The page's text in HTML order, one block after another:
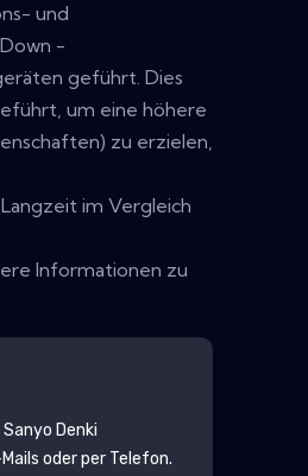
und
-
geführt. Dies
um eine höhere
zu erzielen,
im Vergleich
Informationen zu
Sanyo Denki
oder per Telefon.